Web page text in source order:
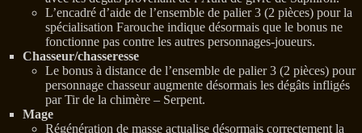
L’encadré d’aide de l’ensemble de palier 3 (2 pièces) pour la
spécialisation Farouche indique désormais que le bonus ne
fonctionne pas contre les autres personnages-joueurs.
Chasseur/chasseresse
Le bonus à distance de l’ensemble de palier 3 (2 pièces) pour
personnage chasseur augmente désormais les dégâts infligés
par Tir de la chimère – Serpent.
Mage
Régénération de masse actualise désormais correctement la